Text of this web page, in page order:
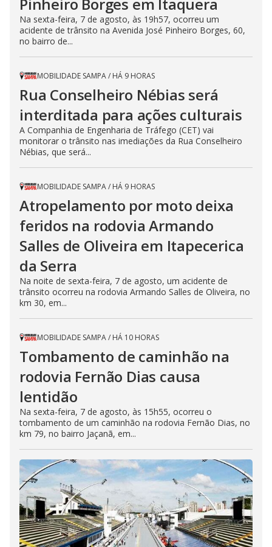
Pinheiro Borges em Itaquera
Na sexta-feira, 7 de agosto, às 19h57, ocorreu um
acidente de trânsito na Avenida José Pinheiro Borges, 60,
no bairro de...
MOBILIDADE SAMPA/ HÁ 9 HORAS
Rua Conselheiro Nébias será
interditada para ações culturais
A Companhia de Engenharia de Tráfego (CET) vai
monitorar o trânsito nas imediações da Rua Conselheiro
Nébias, que será...
MOBILIDADE SAMPA/ HÁ 9 HORAS
Atropelamento por moto deixa
feridos na rodovia Armando
Salles de Oliveira em Itapecerica
da Serra
Na noite de sexta-feira, 7 de agosto, um acidente de
trânsito ocorreu na rodovia Armando Salles de Oliveira, no
km 30, em...
MOBILIDADE SAMPA/ HÁ 10 HORAS
Tombamento de caminhão na
rodovia Fernão Dias causa
lentidão
Na sexta-feira, 7 de agosto, às 15h55, ocorreu o
tombamento de um caminhão na rodovia Fernão Dias, no
km 79, no bairro Jaçanã, em...